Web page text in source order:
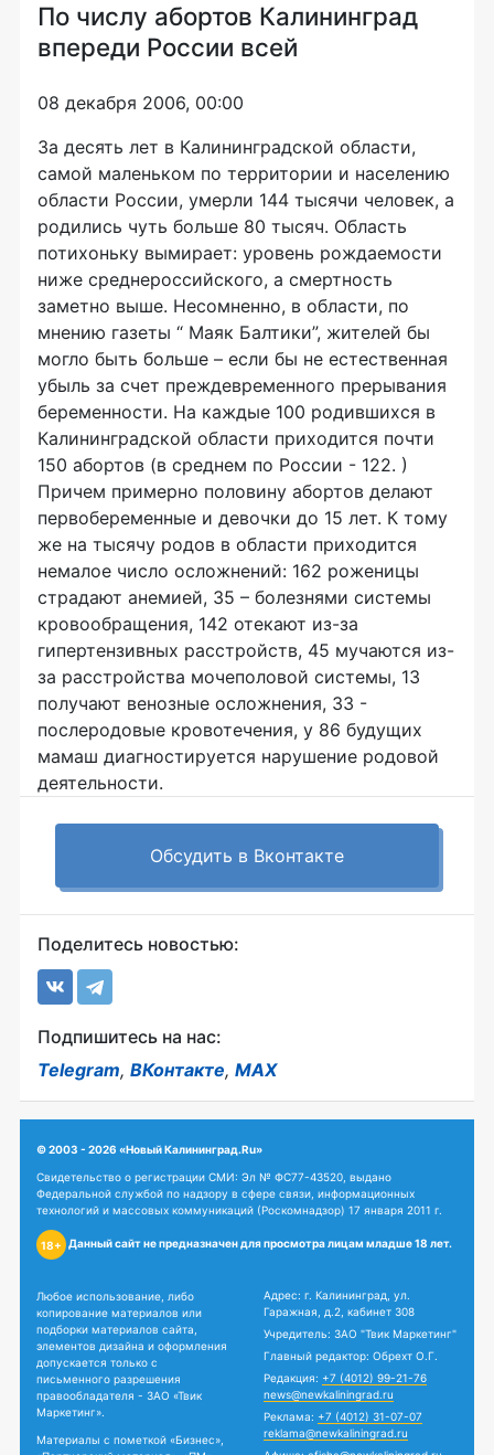
По числу абортов Калининград
впереди России всей
08 декабря 2006, 00:00
За десять лет в Калининградской области,
самой маленьком по территории и населению
области России, умерли 144 тысячи человек, а
родились чуть больше 80 тысяч. Область
потихоньку вымирает: уровень рождаемости
ниже среднероссийского, а смертность
заметно выше. Несомненно, в области, по
мнению газеты “ Маяк Балтики”, жителей бы
могло быть больше – если бы не естественная
убыль за счет преждевременного прерывания
беременности. На каждые 100 родившихся в
Калининградской области приходится почти
150 абортов (в среднем по России - 122. )
Причем примерно половину абортов делают
первобеременные и девочки до 15 лет. К тому
же на тысячу родов в области приходится
немалое число осложнений: 162 роженицы
страдают анемией, 35 – болезнями системы
кровообращения, 142 отекают из-за
гипертензивных расстройств, 45 мучаются из-
за расстройства мочеполовой системы, 13
получают венозные осложнения, 33 -
послеродовые кровотечения, у 86 будущих
мамаш диагностируется нарушение родовой
деятельности.
Обсудить в Вконтакте
Поделитесь новостью:
Подпишитесь на нас:
Telegram, ВКонтакте, MAX
© 2003 - 2026 «Новый Калининград.Ru»
Свидетельство о регистрации СМИ: Эл № ФС77-43520, выдано
Федеральной службой по надзору в сфере связи, информационных
технологий и массовых коммуникаций (Роскомнадзор) 17 января 2011 г.
18+ Данный сайт не предназначен для просмотра лицам младше 18 лет.
Любое использование, либо
копирование материалов или
подборки материалов сайта,
элементов дизайна и оформления
допускается только с
письменного разрешения
правообладателя - ЗАО «Твик
Маркетинг».
Материалы с пометкой «Бизнес»,
Адрес: г. Калининград, ул.
Гаражная, д.2, кабинет 308
Учредитель: ЗАО "Твик Маркетинг"
Главный редактор: Обрехт О.Г.
Редакция: +7 (4012) 99-21-76
news@newkaliningrad.ru
Реклама: +7 (4012) 31-07-07
reklama@newkaliningrad.ru